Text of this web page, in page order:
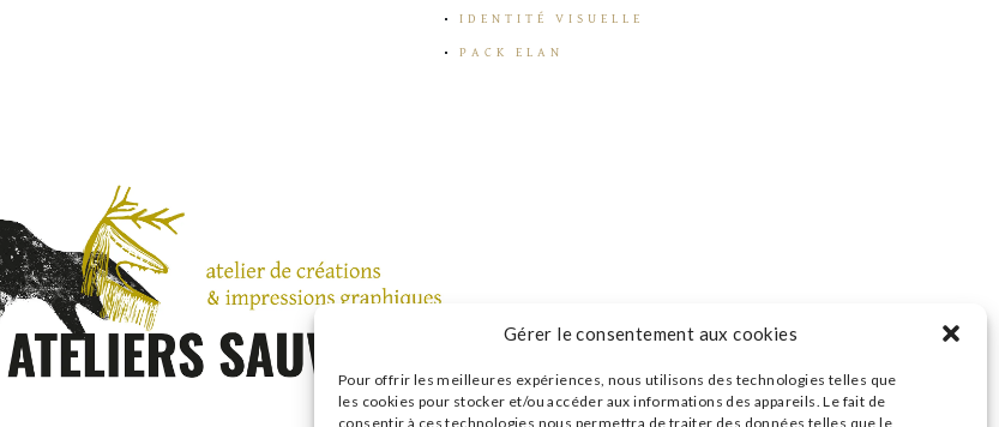
Gérer le consentement aux cookies
Pour offrir les meilleures expériences, nous utilisons des technologies telles que
les cookies pour stocker et/ou accéder aux informations des appareils. Le fait de
consentir à ces technologies nous permettra de traiter des données telles que le
IDENTITÉ VISUELLE
PACK ELAN